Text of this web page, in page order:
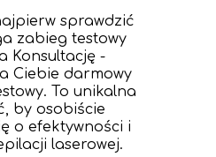
sprawdzić
zabieg testowy
Konsultację -
Ciebie darmowy
To unikalna
by osobiście
o efektywności i
laserowej.